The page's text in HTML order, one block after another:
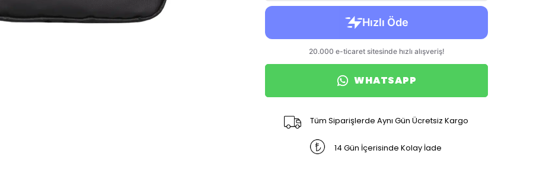
WHATSAPP
Tüm Siparişlerde Aynı Gün Ücretsiz Kargo
14 Gün İçerisinde Kolay İade